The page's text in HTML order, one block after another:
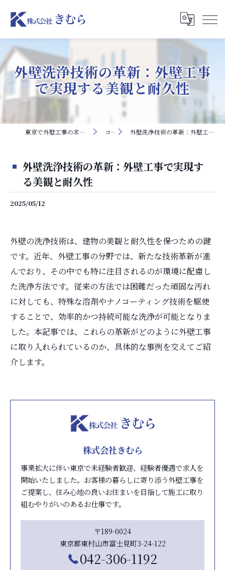
外壁洗浄技術の革新：外壁工事
で実現する美観と耐久性
東京で外壁工事の求人なら株式会社きむら コラム 外壁洗浄技術の革新：外壁工事で実現する美観と耐久性
外壁洗浄技術の革新：外壁工事で実現す
る美観と耐久性
2025/05/12
外壁の洗浄技術は、建物の美観と耐久性を保つための鍵
です。近年、外壁工事の分野では、新たな技術革新が進
んでおり、その中でも特に注目されるのが環境に配慮し
た洗浄方法です。従来の方法では困難だった頑固な汚れ
に対しても、特殊な溶剤やナノコーティング技術を駆使
することで、効率的かつ持続可能な洗浄が可能となりま
した。本記事では、これらの革新がどのように外壁工事
に取り入れられているのか、具体的な事例を交えてご紹
介します。
株式会社きむら
事業拡大に伴い東京で未経験者歓迎、経験者優遇で求人を
開始いたしました。お客様の暮らしに寄り添う外壁工事を
ご提案し、住み心地の良いお住まいを目指して施工に取り
組むやりがいのあるお仕事です。
〒189-0024
東京都東村山市富士見町3-24-122
042-306-1192